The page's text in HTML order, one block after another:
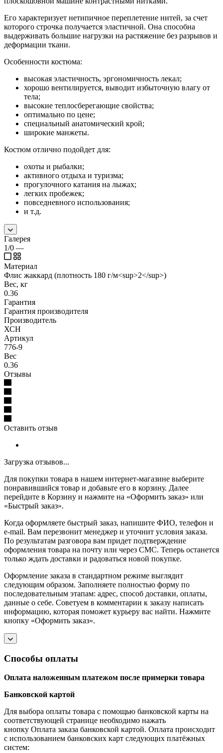
Его характеризует нетипичное переплетение нитей, за счет
которого строчка получается эластичной. Она способна
выдерживать большие нагрузки на растяжение без разрывов и
деформации ткани.
Особенности костюма:
высокая эластичность, эргономичность лекал;
хорошо вентилируется, выводит избыточную влагу от
тела;
высокие теплосберегающие свойства;
оптимально по цене;
специальный анатомический крой;
широкие манжеты.
Костюм отлично подойдет для:
охоты и рыбалки;
активного отдыха и туризма;
прогулочного катания на лыжах;
легких пробежек;
повседневного использования;
и т.д.
Галерея
1/0 —
Материал
Флис жаккард (плотность 180 г/м<sup>2</sup>)
Вес, кг
0.36
Гарантия
Гарантия производителя
Производитель
ХСН
Артикул
776-9
Вес
0.36
Отзывы
Оставить отзыв
Загрузка отзывов...
Для покупки товара в нашем интернет-магазине выберите
понравившийся товар и добавьте его в корзину. Далее
перейдите в Корзину и нажмите на «Оформить заказ» или
«Быстрый заказ».
Когда оформляете быстрый заказ, напишите ФИО, телефон и
e-mail. Вам перезвонит менеджер и уточнит условия заказа.
По результатам разговора вам придет подтверждение
оформления товара на почту или через СМС. Теперь останется
только ждать доставки и радоваться новой покупке.
Оформление заказа в стандартном режиме выглядит
следующим образом. Заполняете полностью форму по
последовательным этапам: адрес, способ доставки, оплаты,
данные о себе. Советуем в комментарии к заказу написать
информацию, которая поможет курьеру вас найти. Нажмите
кнопку «Оформить заказ».
Способы оплаты
Оплата наложенным платежом после примерки товара
Банковской картой
Для выбора оплаты товара с помощью банковской карты на
соответствующей странице необходимо нажать
кнопку Оплата заказа банковской картой. Оплата происходит
с использованием банковских карт следующих платёжных
систем: